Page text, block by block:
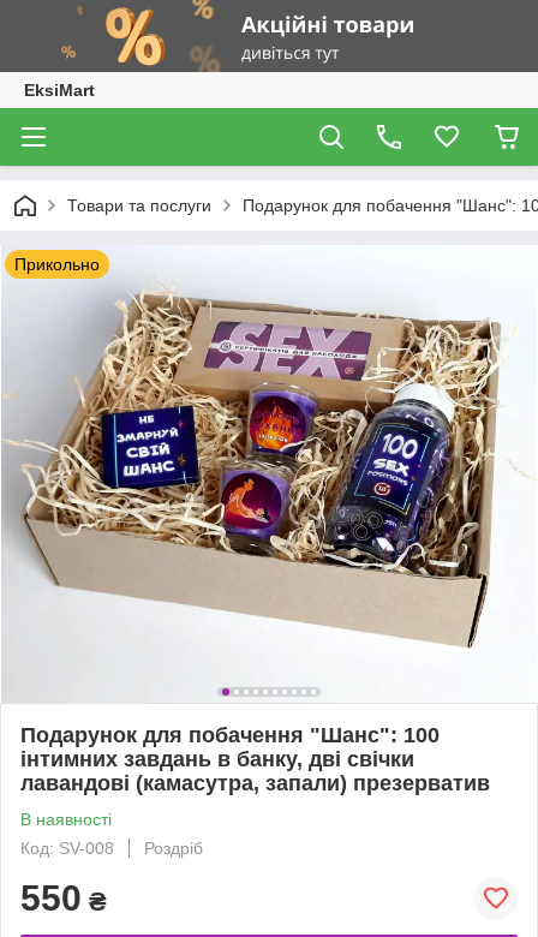
EksiMart
Товари та послуги Подарунок для побачення "Шанс":
Прикольно
Подарунок для побачення "Шанс": 100
інтимних завдань в банку, дві свічки
лавандові (камасутра, запали) презерватив
В наявності
Код: SV-008
Роздріб
550 ₴